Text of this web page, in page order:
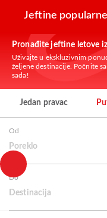
Jeftine
Pronađite jeftine letove
Uživajte u ekskluzivnim
željene destinacije. Počnite
sada!
Jedan pravac
Od
Poreklo
Do
Destinacija